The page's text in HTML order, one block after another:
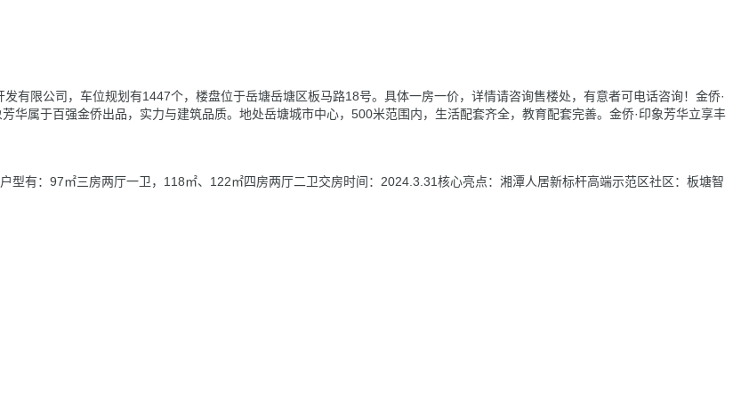
有限公司，车位规划有1447个，楼盘位于岳塘岳塘区板马路18号。具体一房一价，详情请咨询售楼处，有意者可电话咨询！金侨·
华属于百强金侨出品，实力与建筑品质。地处岳塘城市中心，500米范围内，生活配套齐全，教育配套完善。金侨·印象芳华立享丰
型有：97㎡三房两厅一卫，118㎡、122㎡四房两厅二卫交房时间：2024.3.31核心亮点：湘潭人居新标杆高端示范区社区：板塘智